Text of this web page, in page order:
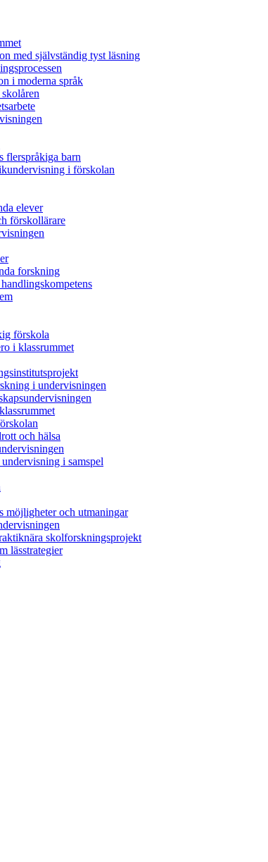
med självständig tyst läsning
i moderna språk
flerspråkiga barn
i förskolan
elever
förskollärare
forskning
förskola
i klassrummet
i undervisningen
och hälsa
i samspel
möjligheter och utmaningar
skolforskningsprojekt
lässtrategier